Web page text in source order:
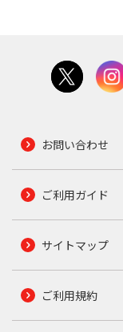
お問い合わせ
ご利用ガイド
サイトマップ
ご利用規約